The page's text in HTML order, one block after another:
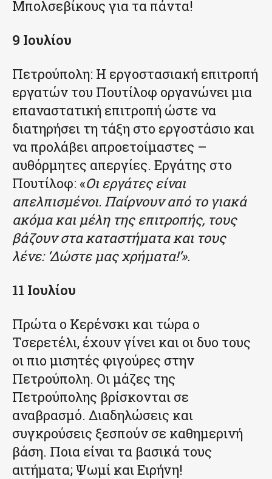
Μπολσεβίκους για τα πάντα!
9 Ιουλίου
Πετρούπολη: Η εργοστασιακή επιτροπή
εργατών του Πουτίλοφ οργανώνει μια
επαναστατική επιτροπή ώστε να
διατηρήσει τη τάξη στο εργοστάσιο και
να προλάβει απροετοίμαστες –
αυθόρμητες απεργίες. Εργάτης στο
Πουτίλοφ: «Οι εργάτες είναι
απελπισμένοι. Παίρνουν από το γιακά
ακόμα και μέλη της επιτροπής, τους
βάζουν στα καταστήματα και τους
λένε: ‘Δώστε μας χρήματα!’».
11 Ιουλίου
Πρώτα ο Κερένσκι και τώρα ο
Τσερετέλι, έχουν γίνει και οι δυο τους
οι πιο μισητές φιγούρες στην
Πετρούπολη. Οι μάζες της
Πετρούπολης βρίσκονται σε
αναβρασμό. Διαδηλώσεις και
συγκρούσεις ξεσπούν σε καθημερινή
βάση. Ποια είναι τα βασικά τους
αιτήματα; Ψωμί και Ειρήνη!